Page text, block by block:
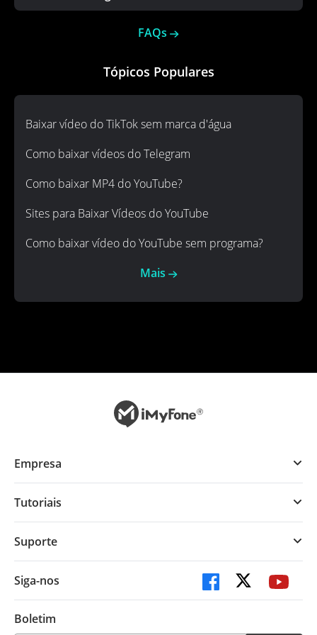
FAQs
Tópicos Populares
Baixar vídeo do TikTok sem marca d'água
Como baixar vídeos do Telegram
Como baixar MP4 do YouTube?
Sites para Baixar Vídeos do YouTube
Como baixar vídeo do YouTube sem programa?
Mais
Empresa
Tutoriais
Suporte
Siga-nos
Boletim